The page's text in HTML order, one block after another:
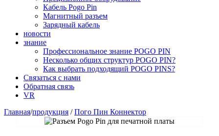
Кабель Pogo Pin
Магнитный разъем
Зарядный кабель
новости
знание
Профессиональное знание POGO PIN
Несколько общих структур POGO PIN?
Как выбрать подходящий POGO PINS?
Связаться с нами
Обратная связь
VR
Главная/продукция / Пого Пин Коннектор